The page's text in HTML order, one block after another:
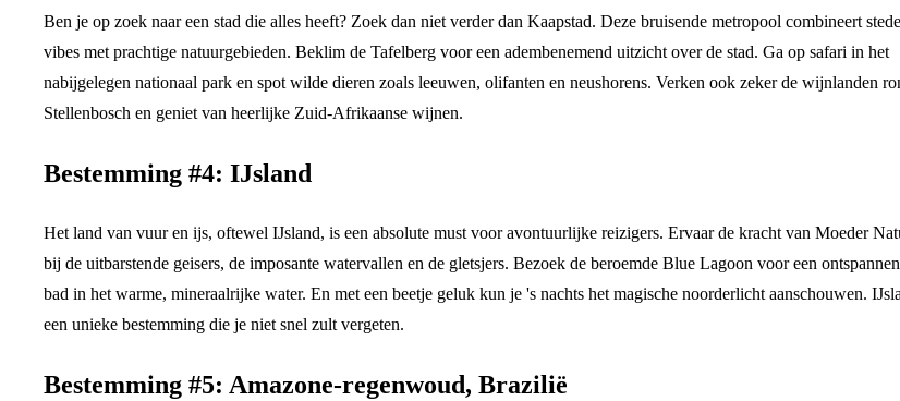
Ben je op zoek naar een stad die alles heeft? Zoek dan niet verder dan Kaapstad. Deze bruisende metropool combineert
vibes met prachtige natuurgebieden. Beklim de Tafelberg voor een adembenemend uitzicht over de stad. Ga op safari in het
nabijgelegen nationaal park en spot wilde dieren zoals leeuwen, olifanten en neushorens. Verken ook zeker de wijnlanden
Stellenbosch en geniet van heerlijke Zuid-Afrikaanse wijnen.
Bestemming #4: IJsland
Het land van vuur en ijs, oftewel IJsland, is een absolute must voor avontuurlijke reizigers. Ervaar de kracht van Moeder
bij de uitbarstende geisers, de imposante watervallen en de gletsjers. Bezoek de beroemde Blue Lagoon voor een
bad in het warme, mineraalrijke water. En met een beetje geluk kun je 's nachts het magische noorderlicht aanschouwen.
een unieke bestemming die je niet snel zult vergeten.
Bestemming #5: Amazone-regenwoud, Brazilië